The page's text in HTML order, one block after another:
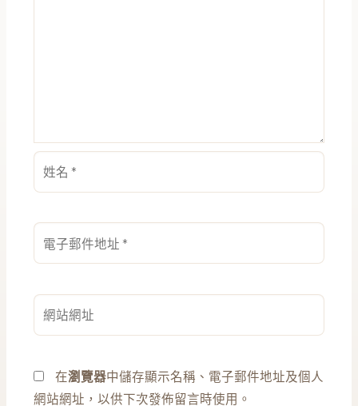
名
子
件
地
*
網
站
址
在瀏覽器中儲存顯示名稱、電子郵件地址及個人
網站網址，以供下次發佈留言時使用。